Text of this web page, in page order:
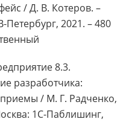
/ Д. В. Котеров. –
Петербург, 2021. – 480
8.3.
разработчика:
/ М. Г. Радченко,
1С-Паблишинг,